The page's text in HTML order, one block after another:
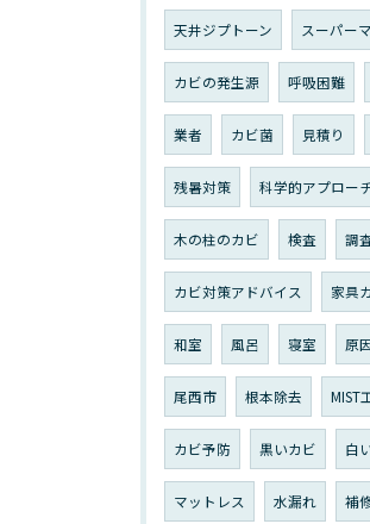
天井ジプトーン スーパー
カビの発生源 呼吸困難
業者 カビ菌 見積り
残暑対策 科学的アプロー
木の柱のカビ 検査 調
カビ対策アドバイス 家具
和室 風呂 寝室 原
尾西市 根本除去 MIST
カビ予防 黒いカビ 白
マットレス 水漏れ 補